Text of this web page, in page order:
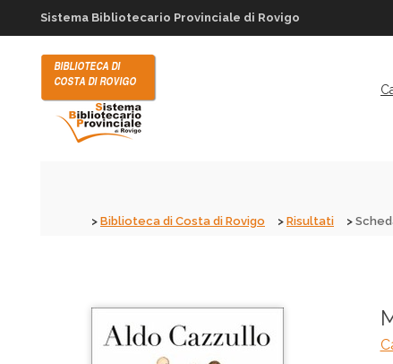
Sistema Bibliotecario Provinciale di Rovigo
Biblioteca di Costa di Rovigo Risultati